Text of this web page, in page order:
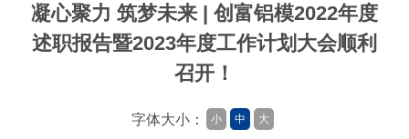
凝心聚力 筑梦未来 | 创富铝模2022年度
述职报告暨2023年度工作计划大会顺利
召开！
字体大小： 小 中 大